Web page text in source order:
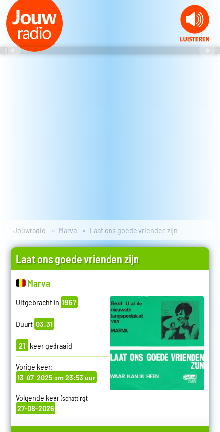
Jouwradio Marva Laat ons goede vrienden zijn
Laat ons goede vrienden zijn
Marva
Uitgebracht in 1967
Duurt 03:31
21 keer gedraaid
Vorige keer:
13-07-2025 om 23:53 uur
Volgende keer(schatting):
27-08-2026